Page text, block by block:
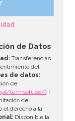
de Datos
Transferencias
del
de datos:
de
termsofuse/). |
de
el derecho a la
Disponible la